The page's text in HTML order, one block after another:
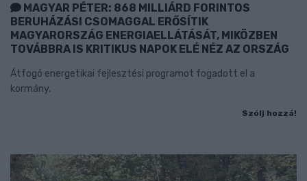
MAGYAR PÉTER: 868 MILLIÁRD FORINTOS
BERUHÁZÁSI CSOMAGGAL ERŐSÍTIK
MAGYARORSZÁG ENERGIAELLÁTÁSÁT, MIKÖZBEN
TOVÁBBRA IS KRITIKUS NAPOK ELÉ NÉZ AZ ORSZÁG
Átfogó energetikai fejlesztési programot fogadott el a
kormány.
Szólj hozzá!